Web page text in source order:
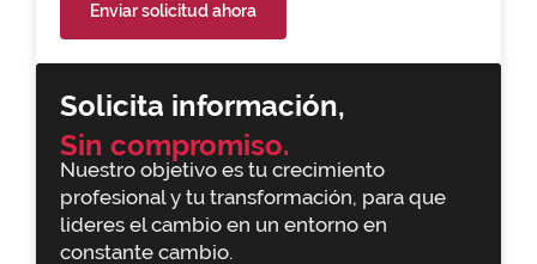
Solicita información,
Sin compromiso.
Nuestro objetivo es tu crecimiento
profesional y tu transformación, para que
lideres el cambio en un entorno en
constante cambio.
Enviar solicitud ahora